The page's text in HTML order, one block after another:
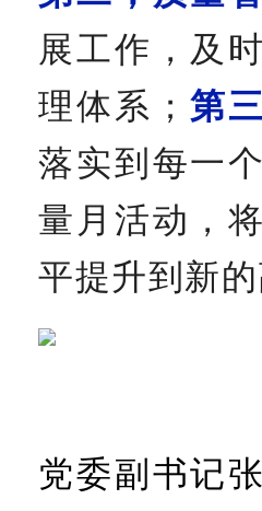
展工作，及
理体系； 第
落实到每一
量月活动，
平提升到新
党委副书记